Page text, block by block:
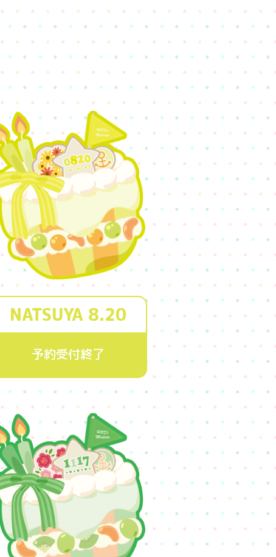
NATSUYA 8.20
予約受付終了